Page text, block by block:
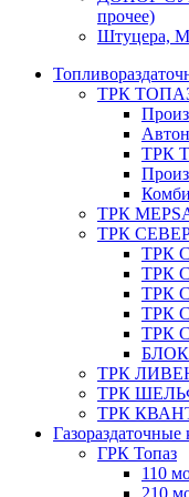
прочее)
Штуцера,
ТРК
ТРК
ТРК
ТРК
ТРК
ТРК
ТРК
ТРК
ТРК
ТРК
ТРК
ТРК
Газораздаточные
ГРК Топаз
110
210